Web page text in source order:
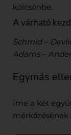
kölcsönbe.
A várható
Schmid –
Adams –
Egymás
Íme a két
mérkőzésének